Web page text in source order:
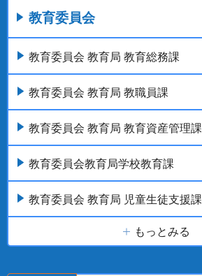
教育委員会
教育委員会 教育局 教育総務課
教育委員会 教育局 教職員課
教育委員会 教育局 教育資産管理課
教育委員会教育局学校教育課
教育委員会 教育局 児童生徒支援課
もっとみる